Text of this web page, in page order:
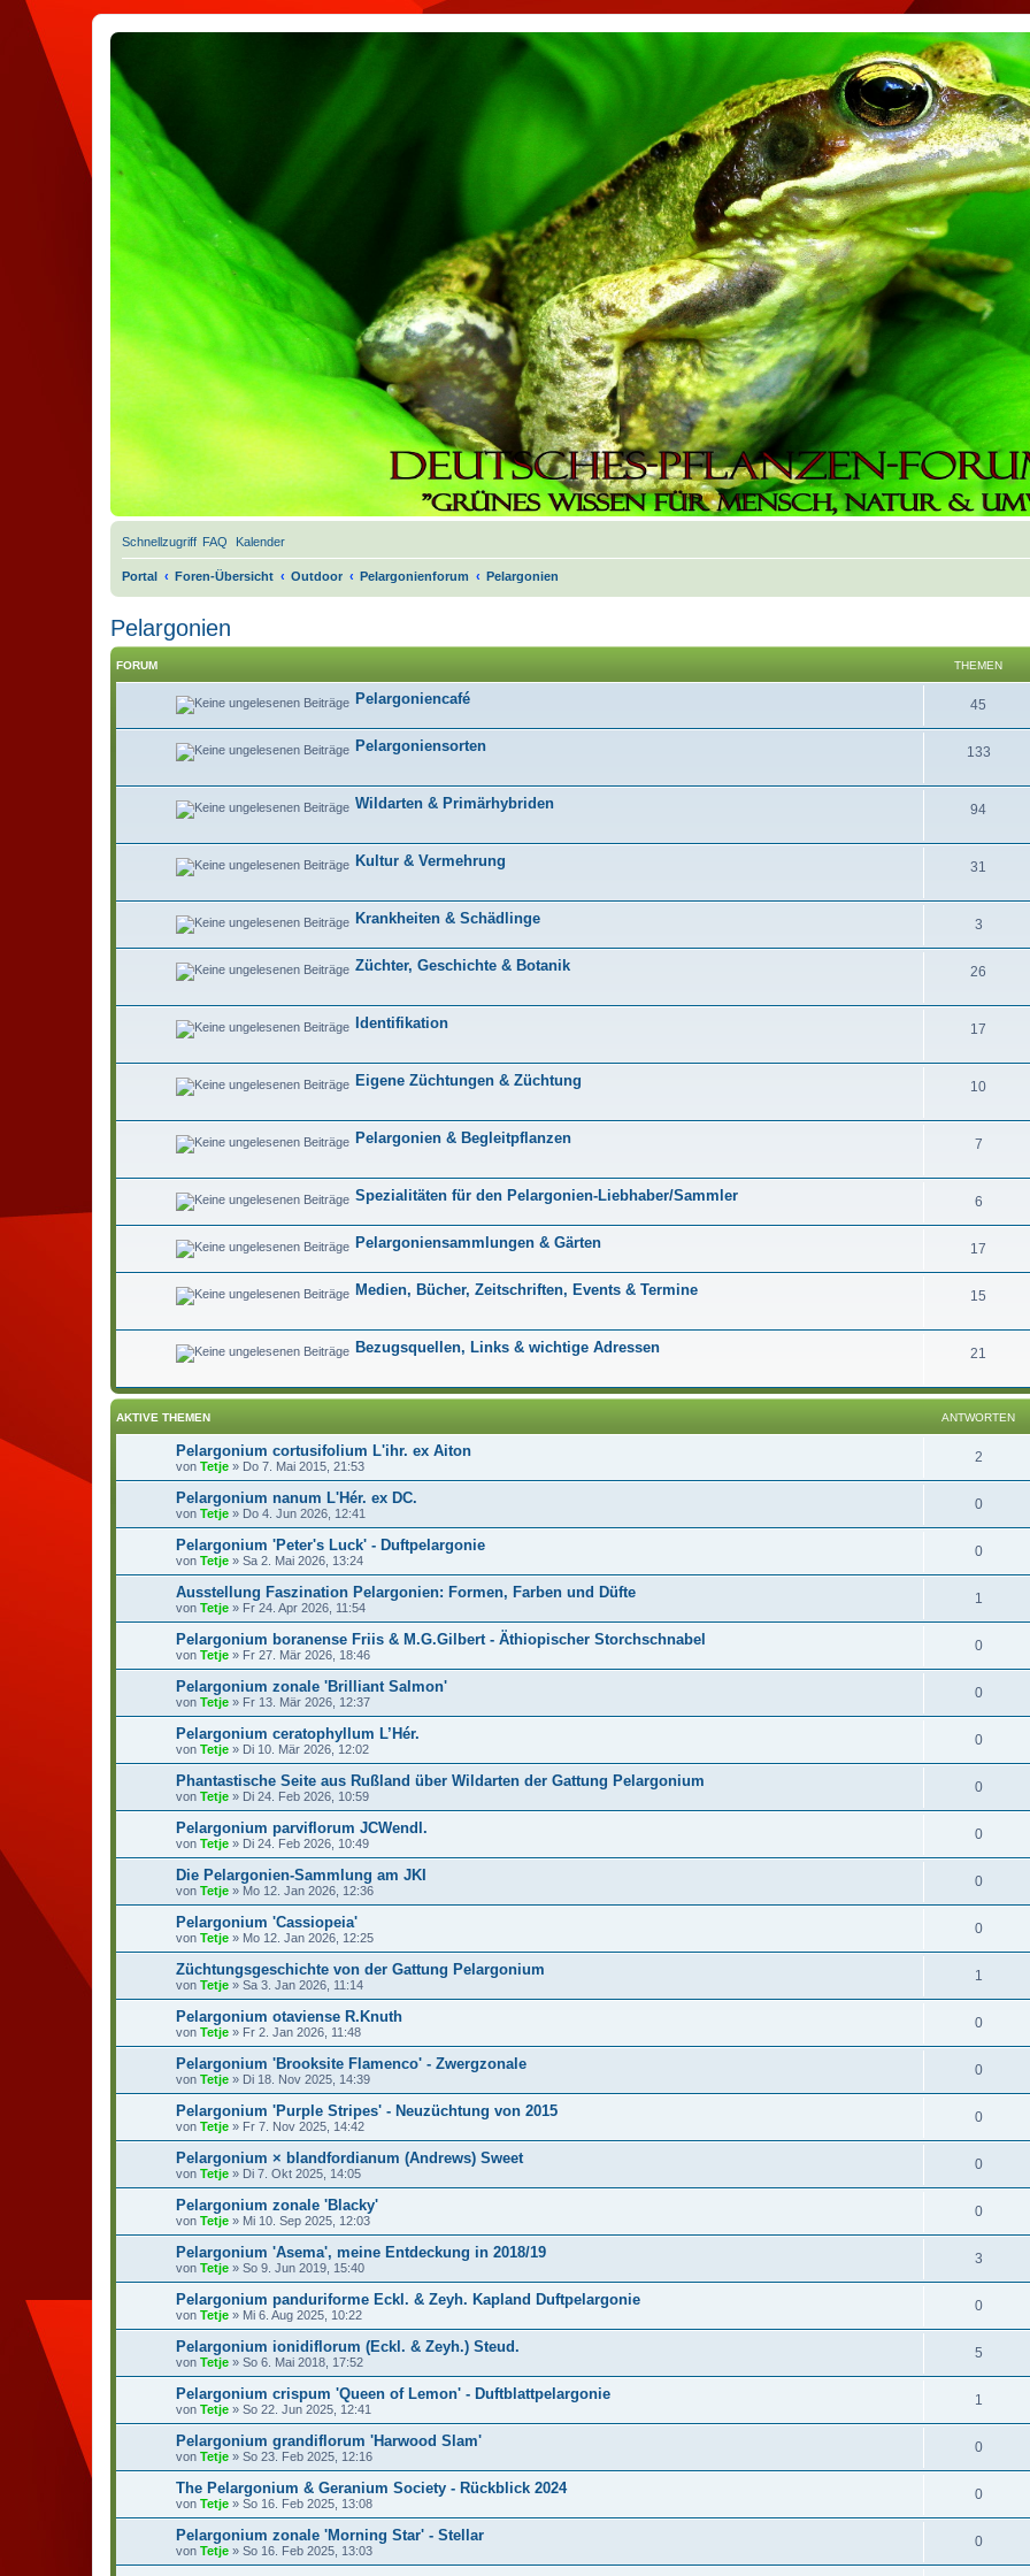
Schnellzugriff FAQ Kalender
Portal Foren-Übersicht Outdoor Pelargonienforum Pelargonien
Pelargonien
FORUM THEMEN
Pelargoniencafé 45
Pelargoniensorten 133
Wildarten & Primärhybriden 94
Kultur & Vermehrung 31
Krankheiten & Schädlinge 3
Züchter, Geschichte & Botanik 26
Identifikation 17
Eigene Züchtungen & Züchtung 10
Pelargonien & Begleitpflanzen 7
Spezialitäten für den Pelargonien-Liebhaber/Sammler 6
Pelargoniensammlungen & Gärten 17
Medien, Bücher, Zeitschriften, Events & Termine 15
Bezugsquellen, Links & wichtige Adressen 21
AKTIVE THEMEN ANTWORTEN
Pelargonium cortusifolium L'ihr. ex Aiton
von Tetje » Do 7. Mai 2015, 21:53
2
Pelargonium nanum L'Hér. ex DC.
von Tetje » Do 4. Jun 2026, 12:41
0
Pelargonium 'Peter's Luck' - Duftpelargonie
von Tetje » Sa 2. Mai 2026, 13:24
0
Ausstellung Faszination Pelargonien: Formen, Farben und Düfte
von Tetje » Fr 24. Apr 2026, 11:54
1
Pelargonium boranense Friis & M.G.Gilbert - Äthiopischer Storchschnabel
von Tetje » Fr 27. Mär 2026, 18:46
0
Pelargonium zonale 'Brilliant Salmon'
von Tetje » Fr 13. Mär 2026, 12:37
0
Pelargonium ceratophyllum L’Hér.
von Tetje » Di 10. Mär 2026, 12:02
0
Phantastische Seite aus Rußland über Wildarten der Gattung Pelargonium
von Tetje » Di 24. Feb 2026, 10:59
0
Pelargonium parviflorum JCWendl.
von Tetje » Di 24. Feb 2026, 10:49
0
Die Pelargonien-Sammlung am JKI
von Tetje » Mo 12. Jan 2026, 12:36
0
Pelargonium 'Cassiopeia'
von Tetje » Mo 12. Jan 2026, 12:25
0
Züchtungsgeschichte von der Gattung Pelargonium
von Tetje » Sa 3. Jan 2026, 11:14
1
Pelargonium otaviense R.Knuth
von Tetje » Fr 2. Jan 2026, 11:48
0
Pelargonium 'Brooksite Flamenco' - Zwergzonale
von Tetje » Di 18. Nov 2025, 14:39
0
Pelargonium 'Purple Stripes' - Neuzüchtung von 2015
von Tetje » Fr 7. Nov 2025, 14:42
0
Pelargonium × blandfordianum (Andrews) Sweet
von Tetje » Di 7. Okt 2025, 14:05
0
Pelargonium zonale 'Blacky'
von Tetje » Mi 10. Sep 2025, 12:03
0
Pelargonium 'Asema', meine Entdeckung in 2018/19
von Tetje » So 9. Jun 2019, 15:40
3
Pelargonium panduriforme Eckl. & Zeyh. Kapland Duftpelargonie
von Tetje » Mi 6. Aug 2025, 10:22
0
Pelargonium ionidiflorum (Eckl. & Zeyh.) Steud.
von Tetje » So 6. Mai 2018, 17:52
5
Pelargonium crispum 'Queen of Lemon' - Duftblattpelargonie
von Tetje » So 22. Jun 2025, 12:41
1
Pelargonium grandiflorum 'Harwood Slam'
von Tetje » So 23. Feb 2025, 12:16
0
The Pelargonium & Geranium Society - Rückblick 2024
von Tetje » So 16. Feb 2025, 13:08
0
Pelargonium zonale 'Morning Star' - Stellar
von Tetje » So 16. Feb 2025, 13:03
0